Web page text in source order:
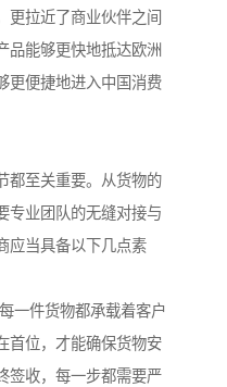
更拉近了商业伙伴之间
品能够更快地抵达欧洲
更便捷地进入中国消费
都至关重要。从货物的
专业团队的无缝对接与
应当具备以下几点素
一件货物都承载着客户
首位，才能确保货物安
签收，每一步都需要严